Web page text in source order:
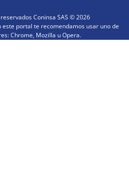
Coninsa SAS ©2026
portal te recomendamos usar uno de
Chrome, Mozilla u Opera.